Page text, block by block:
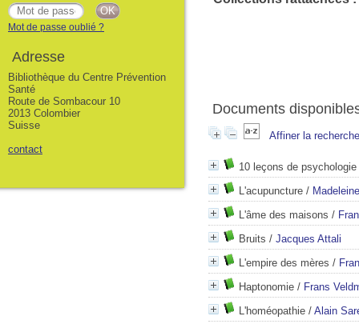
Documents
Affiner la recherche
10 leçons de
L'acupuncture /
L'âme des maisons /
Bruits / Jacques Attali
L'empire des mères /
Haptonomie / Frans
L'homéopathie / Alain
Mot de passe oublié ?
Adresse
Bibliothèque du Centre Prévention
Santé
Route de Sombacour 10
2013 Colombier
Suisse
contact